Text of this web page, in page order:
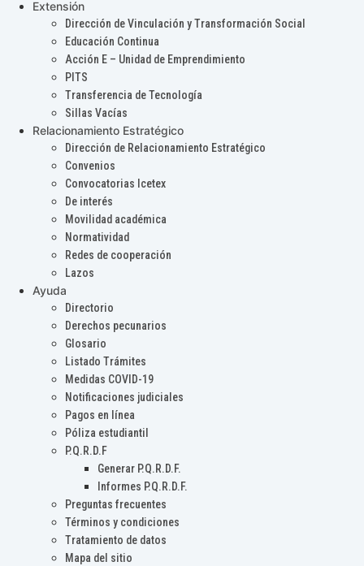
Extensión
Dirección de Vinculación y Transformación Social
Educación Continua
Acción E – Unidad de Emprendimiento
PITS
Transferencia de Tecnología
Sillas Vacías
Relacionamiento Estratégico
Dirección de Relacionamiento Estratégico
Convenios
Convocatorias Icetex
De interés
Movilidad académica
Normatividad
Redes de cooperación
Lazos
Ayuda
Directorio
Derechos pecunarios
Glosario
Listado Trámites
Medidas COVID-19
Notificaciones judiciales
Pagos en línea
Póliza estudiantil
P.Q.R.D.F
Generar P.Q.R.D.F.
Informes P.Q.R.D.F.
Preguntas frecuentes
Términos y condiciones
Tratamiento de datos
Mapa del sitio